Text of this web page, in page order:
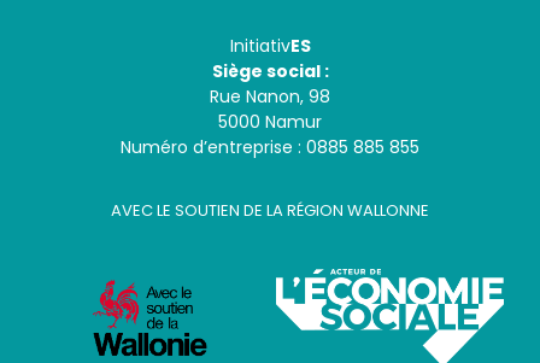
InitiativES
Siège social :
Rue Nanon, 98
5000 Namur
Numéro d’entreprise : 0885 885 855
AVEC LE SOUTIEN DE LA RÉGION WALLONNE